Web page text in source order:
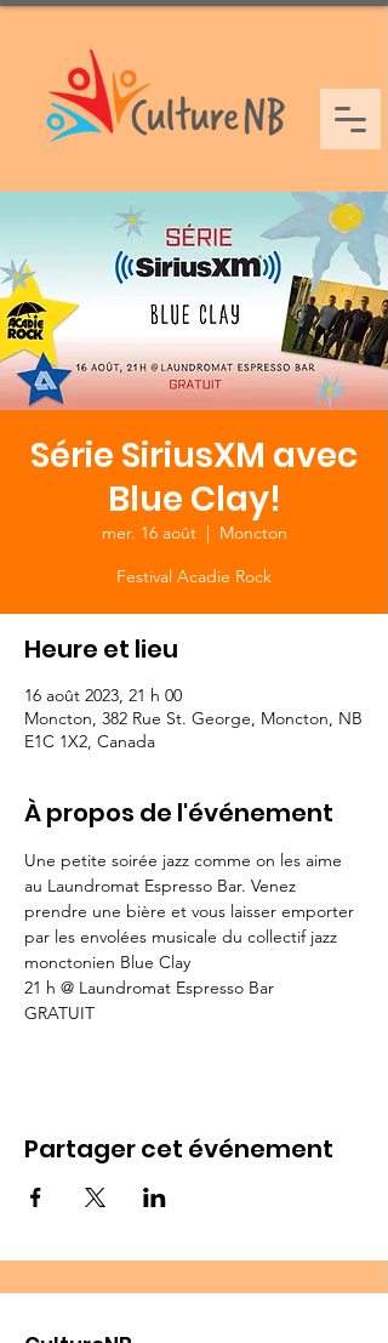
Série SiriusXM avec
Blue Clay!
mer. 16 août
  |
Moncton
Festival Acadie Rock
Heure et lieu
16 août 2023, 21 h 00
Moncton, 382 Rue St. George, Moncton, NB
E1C 1X2, Canada
À propos de l'événement
Une petite soirée jazz comme on les aime
au Laundromat Espresso Bar. Venez
prendre une bière et vous laisser emporter
par les envolées musicale du collectif jazz
monctonien Blue Clay
21 h @ Laundromat Espresso Bar
GRATUIT
Partager cet événement